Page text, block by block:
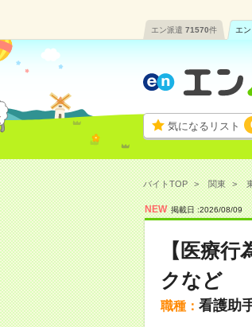
エン派遣 71570件 エ
気になるリスト
バイトTOP 関東
NEW 掲載日 :2026/08/09
【医療
クなど
職種： 看護助